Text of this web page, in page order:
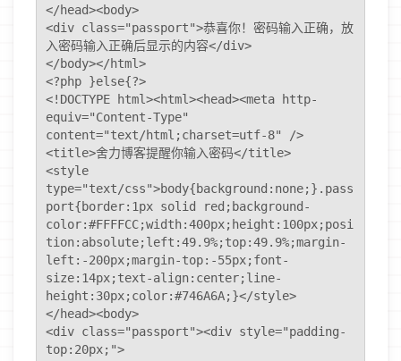
</head><body>
<div class="passport">恭喜你！密码输入正确，放
入密码输入正确后显示的内容</div>
</body></html>
<?php }else{?>
<!DOCTYPE html><html><head><meta http-
equiv="Content-Type"
content="text/html;charset=utf-8" />
<title>舍力博客提醒你输入密码</title>
<style
type="text/css">body{background:none;}.pass
port{border:1px solid red;background-
color:#FFFFCC;width:400px;height:100px;posi
tion:absolute;left:49.9%;top:49.9%;margin-
left:-200px;margin-top:-55px;font-
size:14px;text-align:center;line-
height:30px;color:#746A6A;}</style>
</head><body>
<div class="passport"><div style="padding-
top:20px;">